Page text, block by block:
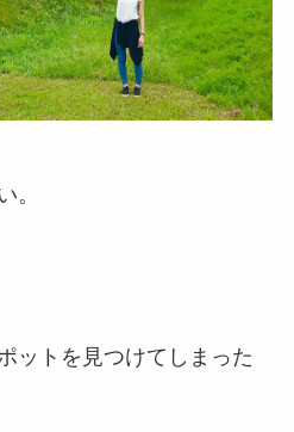
。
ットを見つけてしまった